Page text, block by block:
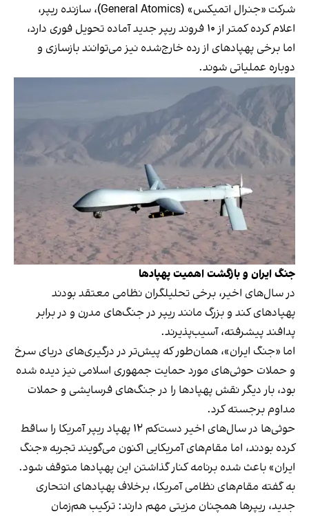
شرکت «جنرال اتمیکس» (General Atomics)، سازنده ریپر،
اعلام کرده کمتر از ۱۰ فروند ریپر جدید آماده تحویل فوری دارد،
اما برخی پهپادهای از رده خارج‌شده نیز می‌توانند بازسازی و
دوباره عملیاتی شوند.
جنگ ایران و بازگشت اهمیت پهپادها
در سال‌های اخیر، برخی تحلیلگران نظامی معتقد بودند
پهپادهای کند و بزرگ مانند ریپر در جنگ‌های مدرن و در برابر
پدافند پیشرفته، آسیب‌پذیرند.
اما «جنگ ایران»، همان‌طور که پیش‌تر در درگیری‌های دریای سرخ
و حملات حوثی‌های مورد حمایت جمهوری اسلامی نیز دیده شده
بود، بار دیگر نقش پهپادها را در جنگ‌های فرسایشی و حملات
مداوم برجسته کرد.
حوثی‌ها در سال‌های اخیر دست‌کم ۱۲ پهپاد ریپر آمریکا را ساقط
کرده بودند، اما مقام‌های آمریکایی اکنون می‌گویند تجربه «جنگ
ایران» باعث شده برنامه کنار گذاشتن این پهپادها متوقف شود.
به گفته مقام‌های نظامی آمریکا، برخلاف پهپادهای انتحاری
جدید، ریپرها همچنان مزیتی مهم دارند: ترکیب هم‌زمان